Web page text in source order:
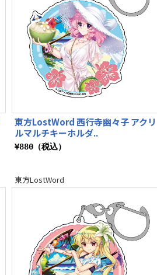
東方LostWord 西行寺幽々子 アクリ
ルマルチキーホルダ..
¥880（税込）
東方LostWord